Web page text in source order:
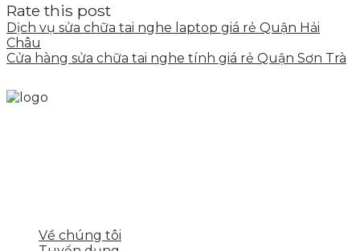
Rate this post
Dịch vụ sửa chữa tai nghe laptop giá rẻ Quận Hải
Châu
Cửa hàng sửa chữa tai nghe tính giá rẻ Quận Sơn Trà
Về chúng tôi